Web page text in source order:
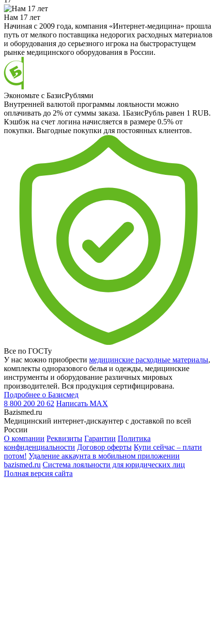
Нам 17 лет
Начиная с 2009 года, компания «Интернет-медицина» прошла
путь от мелкого поставщика недорогих расходных материалов
и оборудования до серьезного игрока на быстрорастущем
рынке медицинского оборудования в России.
Экономьте с БазисРублями
Внутренней валютой программы лояльности можно
оплачивать до 2% от суммы заказа. 1БазисРубль равен 1 RUB.
Кэшбэк на счет логина начисляется в размере 0.5% от
покупки. Выгодные покупки для постоянных клиентов.
Все по ГОСТу
У нас можно приобрести медицинские расходные материалы,
комплекты одноразового белья и одежды, медицинские
инструменты и оборудование различных мировых
производителей. Вся продукция сертифицирована.
Подробнее о Базисмед
8 800 200 20 62 Написать MAX
Bazismed.ru
Медицинский интернет-дискаунтер с доставкой по всей
России
О компании Реквизиты Гарантии Политика
конфиденциальности Договор оферты Купи сейчас – плати
потом! Удаление аккаунта в мобильном приложении
bazismed.ru Система лояльности для юридических лиц
Полная версия сайта